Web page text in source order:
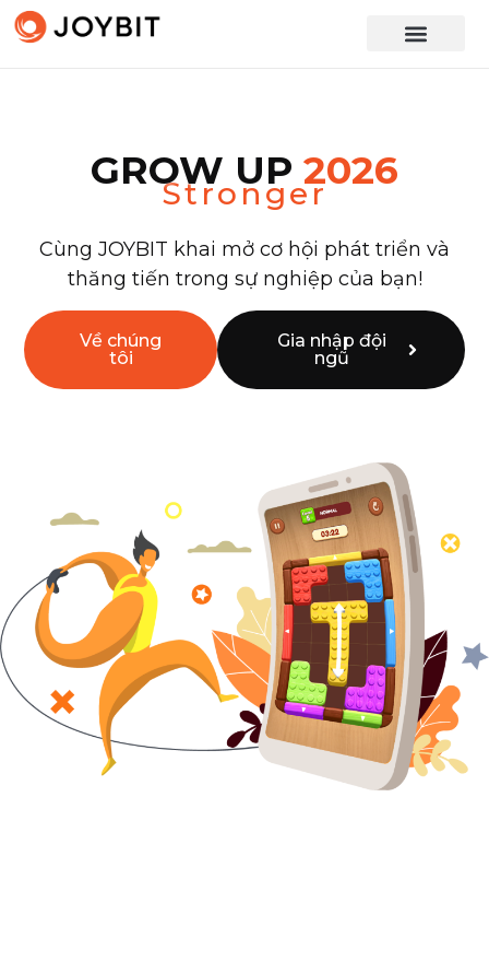
GROW UP 2026
Stronger
Cùng JOYBIT khai mở cơ hội phát triển và
thăng tiến trong sự nghiệp của bạn!
Về chúng
tôi
Gia nhập đội
ngũ